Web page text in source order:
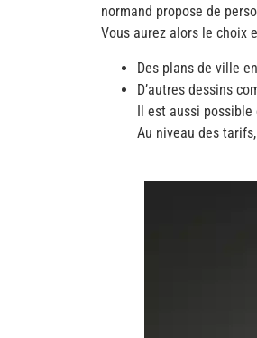
normand propose de
Vous aurez alors le choix
Des plans de ville
D’autres dessins
Il est aussi
Au niveau des